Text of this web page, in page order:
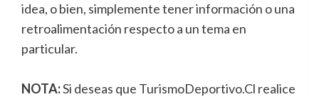
idea, o bien, simplemente tener información o una
retroalimentación respecto a un tema en
particular.
NOTA:Si deseas que TurismoDeportivo.Cl realice